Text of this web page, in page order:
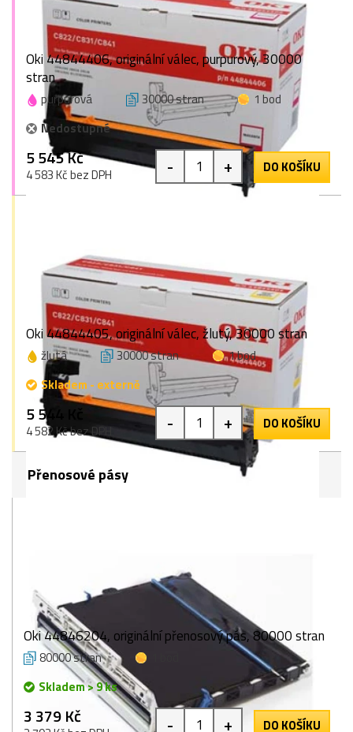
Oki 44844406, originální válec, purpurový, 30000
stran
purpurová 30000 stran
1 bod
Nedostupné
5 545 Kč
4 583 Kč bez DPH - + DO KOŠÍKU
Oki 44844405, originální válec, žlutý, 30000 stran
žlutá 30000 stran
1 bod
Skladem - externě
5 544 Kč
4 582 Kč bez DPH - + DO KOŠÍKU
Přenosové pásy
Oki 44846204, originální přenosový pás, 80000 stran
80000 stran
Skladem > 9 ks
3 379 Kč - + DO KOŠÍKU